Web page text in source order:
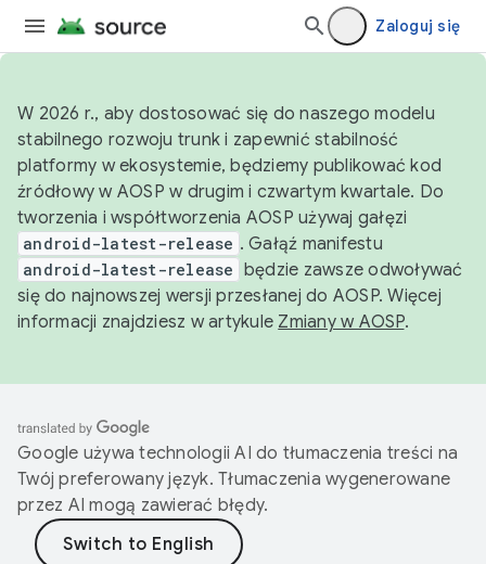
Zaloguj się
W 2026 r., aby dostosować się do naszego modelu
stabilnego rozwoju trunk i zapewnić stabilność
platformy w ekosystemie, będziemy publikować kod
źródłowy w AOSP w drugim i czwartym kwartale. Do
tworzenia i współtworzenia AOSP używaj gałęzi
android-latest-release . Gałąź manifestu
android-latest-release będzie zawsze odwoływać
się do najnowszej wersji przesłanej do AOSP. Więcej
informacji znajdziesz w artykule Zmiany w AOSP.
Google używa technologii AI do tłumaczenia treści na
Twój preferowany język. Tłumaczenia wygenerowane
przez AI mogą zawierać błędy.